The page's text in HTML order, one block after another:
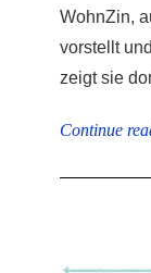
WohnZin,
vorstellt
zeigt sie
Continue